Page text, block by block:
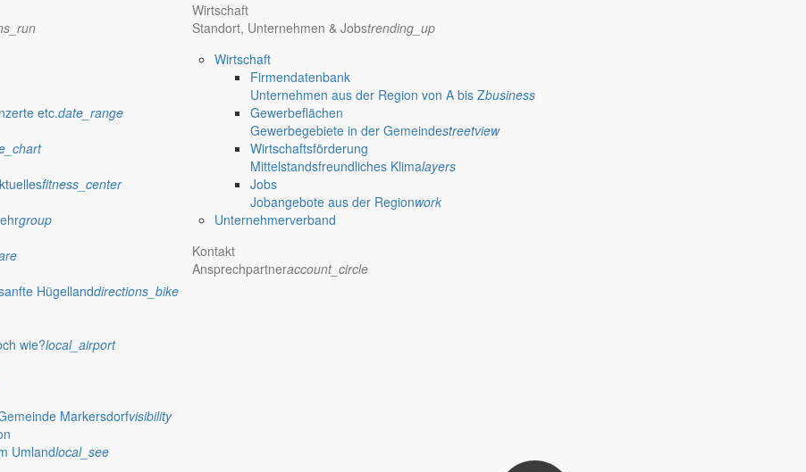
etc.date_range
fitness_center
group
Hügellanddirections_bike
wie?local_airport
Markersdorfvisibility
Umlandlocal_see
Wirtschaft
Standort, Unternehmen & Jobstrending_up
Wirtschaft
Firmendatenbank
Unternehmen aus der Region von A bis Zbusiness
Gewerbeflächen
Gewerbegebiete in der Gemeindestreetview
Wirtschaftsförderung
Mittelstandsfreundliches Klimalayers
Jobs
Jobangebote aus der Regionwork
Unternehmerverband
Kontakt
Ansprechpartneraccount_circle
Markersdorf
Dorfmuseums zeigt Bürgermeister Silvio Renger, wie vielfältig die Aufgaben der Gemeinde Markersdorf derzeit sind.